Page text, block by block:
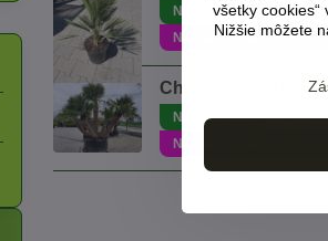
NA SKLADE
Na túto rastlinu
Chamaerops
NA SKLADE
Na túto rastlinu
všetky cookies“
Nižšie môžete